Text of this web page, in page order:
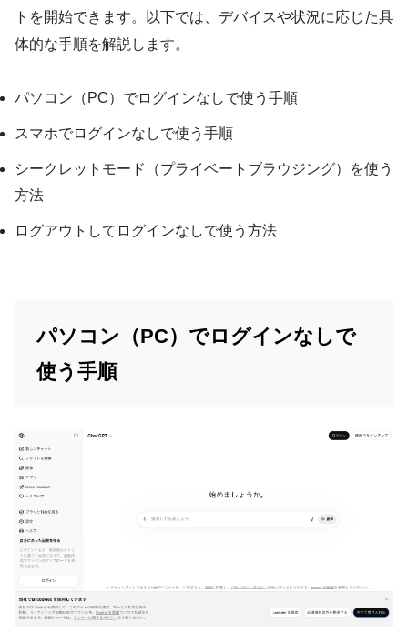
トを開始できます。以下では、デバイスや状況に応じた具
体的な手順を解説します。
パソコン（PC）でログインなしで使う手順
スマホでログインなしで使う手順
シークレットモード（プライベートブラウジング）を使う
方法
ログアウトしてログインなしで使う方法
パソコン（PC）でログインなしで
使う手順